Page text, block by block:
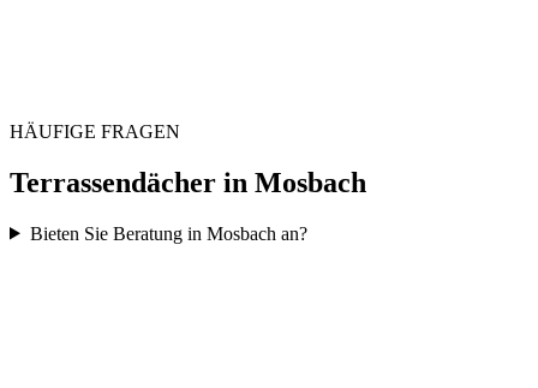
HÄUFIGE FRAGEN
Terrassendächer in Mosbach
Bieten Sie Beratung in Mosbach an?